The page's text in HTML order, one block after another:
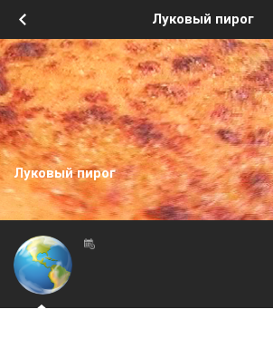
Луковый пирог
Луковый пирог